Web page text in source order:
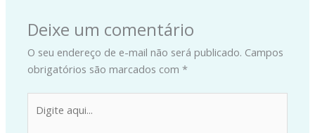
Deixe um comentário
O seu endereço de e-mail não será publicado. Campos
obrigatórios são marcados com*
aqui...